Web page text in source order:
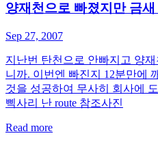
양재천으로 빠졌지만 금
Sep 27, 2007
지난번 탄천으로 안빠지고 양
니까. 이번엔 빠진지 12분만에
것을 성공하여 무사히 회사에
삑사리 난 route 참조사진
Read more